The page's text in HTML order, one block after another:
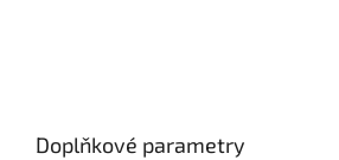
Doplňkové parametry